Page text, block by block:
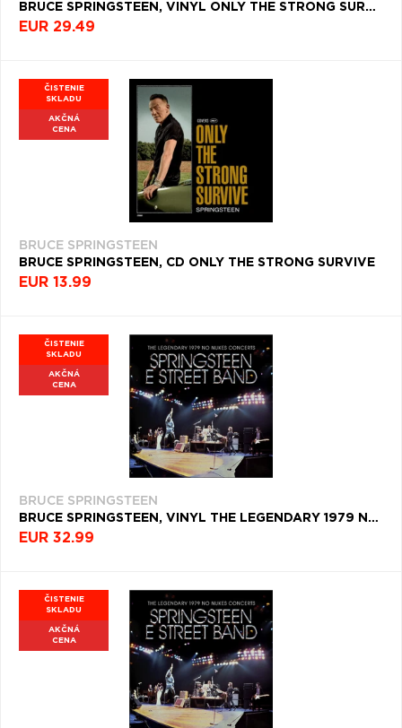
BRUCE SPRINGSTEEN, VINYL ONLY THE STRONG SURVIVE
EUR 29.49
ČISTENIE
SKLADU
AKČNÁ
CENA
BRUCE SPRINGSTEEN
BRUCE SPRINGSTEEN, CD ONLY THE STRONG SURVIVE
EUR 13.99
ČISTENIE
SKLADU
AKČNÁ
CENA
BRUCE SPRINGSTEEN
BRUCE SPRINGSTEEN, VINYL THE LEGENDARY 1979 NO NUKES CONCERTS
EUR 32.99
ČISTENIE
SKLADU
AKČNÁ
CENA